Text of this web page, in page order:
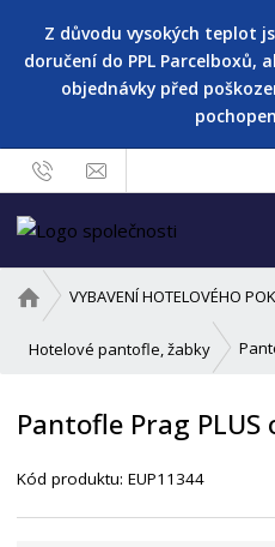
Z důvodu vysokých teplot
doručení do PPL Parcelboxů,
objednávky před
v
o
í
t
VYBAVENÍ HOTELOVÉHO
Hotelové pantofle, žabky
Pantofle Prag PLUS
Kód produktu:EUP11344